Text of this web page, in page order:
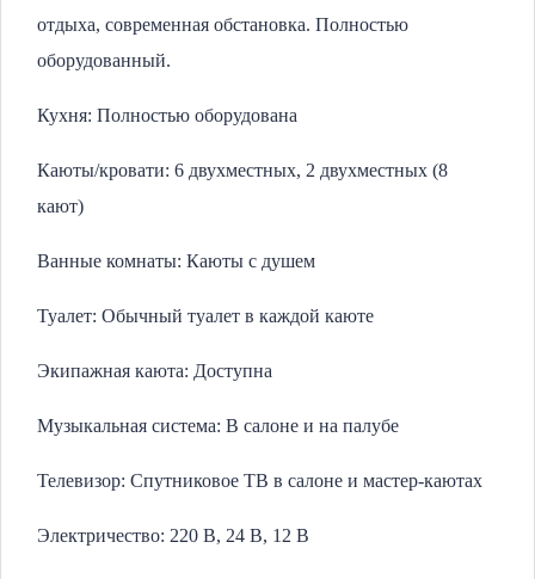
отдыха, современная обстановка. Полностью
оборудованный.
Кухня: Полностью оборудована
Каюты/кровати: 6 двухместных, 2 двухместных (8
кают)
Ванные комнаты: Каюты с душем
Туалет: Обычный туалет в каждой каюте
Экипажная каюта: Доступна
Музыкальная система: В салоне и на палубе
Телевизор: Спутниковое ТВ в салоне и мастер-каютах
Электричество: 220 В, 24 В, 12 В